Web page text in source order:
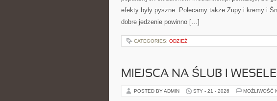
efekty były pyszne. Polecamy także Zupy i kremy i
dobre jedzenie powinno […]
CATEGORIES: ODZIEŻ
MIEJSCA NA ŚLUB I WESELE
POSTED BY ADMIN STY - 21 - 2026 MOŻLIWOŚĆ